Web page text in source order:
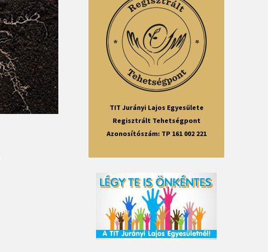
TIT Jurányi Lajos Egyesülete
Regisztrált Tehetségpont
Azonosítószám: TP 161 002 221